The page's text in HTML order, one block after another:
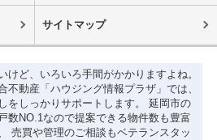
サイトマップ
けど、いろいろ手間がかかりますよね。
不動産「ハウジング情報プラザ」では、
をしっかりサポートします。 延岡市の
数NO.1なので提案できる物件数も豊富
売買や管理のご相談もベテランスタッ